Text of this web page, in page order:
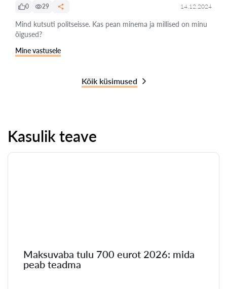
0
29 14.12.2024
Mind kutsuti politseisse. Kas pean minema ja millised on minu
õigused?
Mine vastusele
Kõik küsimused
Kasulik teave
Maksuvaba tulu 700 eurot 2026: mida
peab teadma